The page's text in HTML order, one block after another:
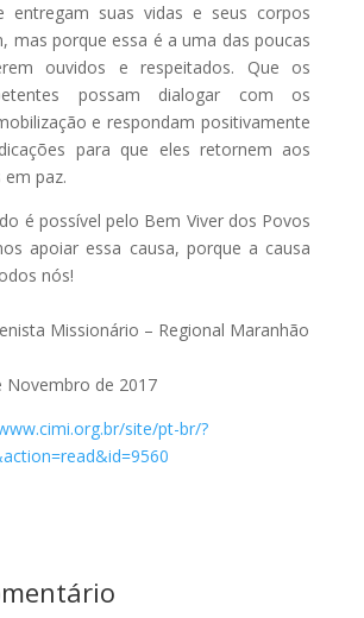
entregam suas vidas e seus corpos
mas porque essa é a uma das poucas
ouvidos e respeitados. Que os
possam dialogar com os
e respondam positivamente
para que eles retornem aos
paz.
é possível pelo Bem Viver dos Povos
apoiar essa causa, porque a causa
nós!
Missionário – Regional Maranhão
Novembro de 2017
site/pt-br/?